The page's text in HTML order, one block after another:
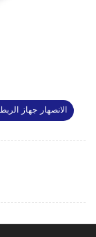
الانصهار جهاز الربط